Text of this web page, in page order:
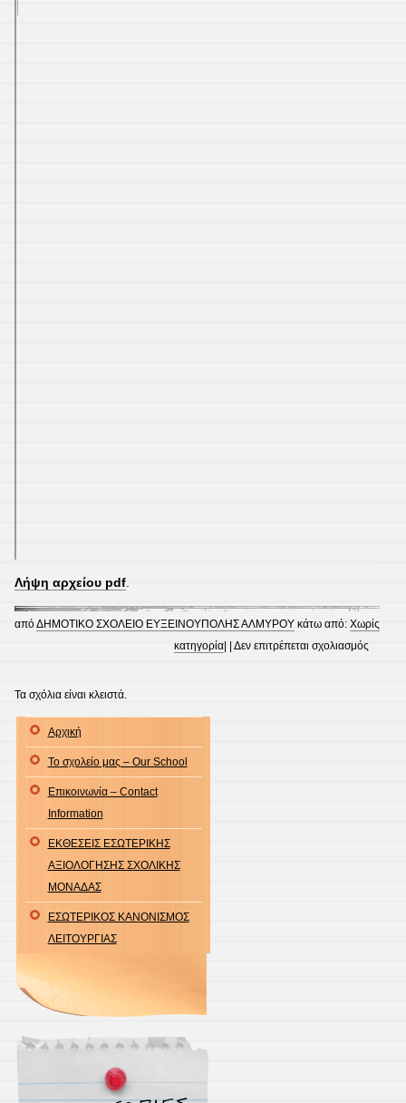
Λήψη αρχείου pdf
απόΔΗΜΟΤΙΚΟ ΣΧΟΛΕΙΟ ΕΥΞΕΙΝΟΥΠΟΛΗΣ ΑΛΜΥΡΟΥ κάτω από:Χωρίς
κατηγορία | |Δεν επιτρέπεται σχολιασμός
Τα σχόλια είναι κλειστά.
Αρχική
Το σχολείο μας – Our School
Επικοινωνία – Contact
Information
ΕΚΘΕΣΕΙΣ ΕΣΩΤΕΡΙΚΗΣ
ΑΞΙΟΛΟΓΗΣΗΣ ΣΧΟΛΙΚΗΣ
ΜΟΝΑΔΑΣ
ΕΣΩΤΕΡΙΚΟΣ ΚΑΝΟΝΙΣΜΟΣ
ΛΕΙΤΟΥΡΓΙΑΣ